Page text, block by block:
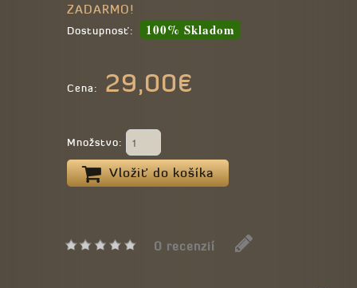
ZADARMO!
Dostupnosť: 100% Skladom
Cena: 29,00€
Množstvo:
Vložiť do košíka
0 recenzií